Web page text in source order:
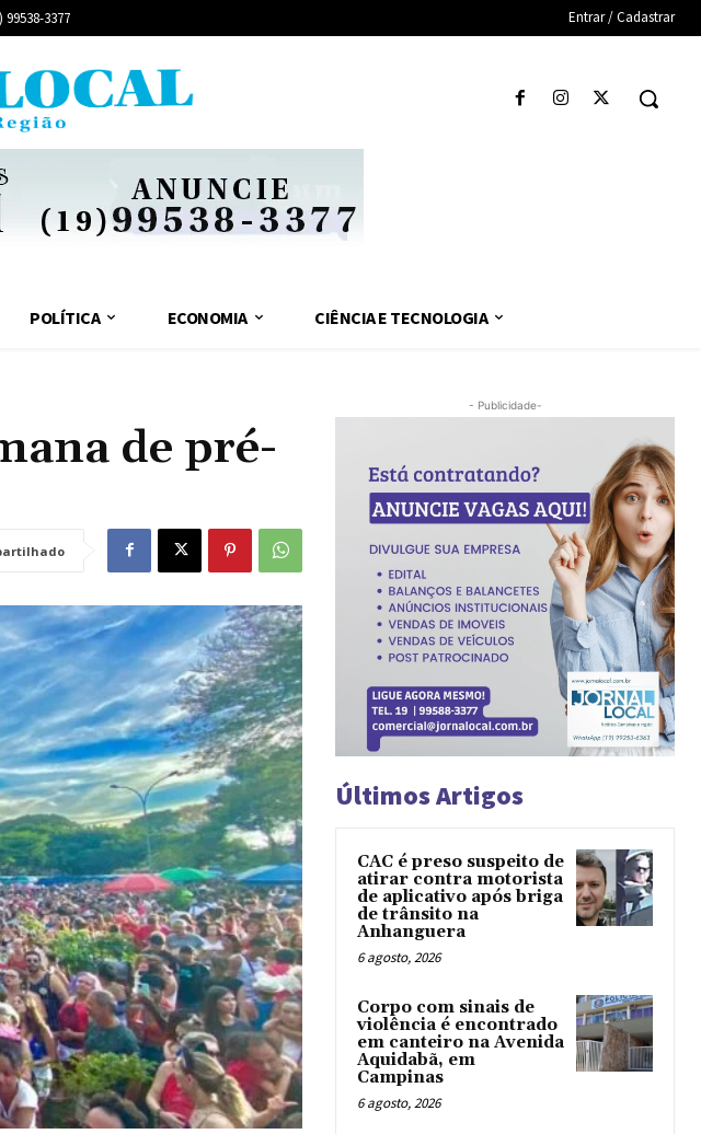
99538-3377 Entrar / Cadastrar
POLÍTICA ECONOMIA CIÊNCIA E TECNOLOGIA
de pré-
- Publicidade-
Últimos Artigos
CAC é preso suspeito de
atirar contra motorista
de aplicativo após briga
de trânsito na
Anhanguera
6 agosto, 2026
Corpo com sinais de
violência é encontrado
em canteiro na Avenida
Aquidabã, em
Campinas
6 agosto, 2026